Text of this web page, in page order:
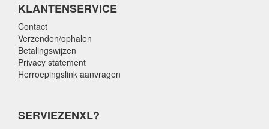
KLANTENSERVICE
Contact
Verzenden/ophalen
Betalingswijzen
Privacy statement
Herroepingslink aanvragen
SERVIEZENXL?